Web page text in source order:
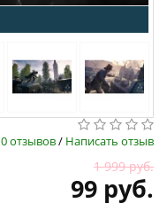
0 отзывов/ Написать отзыв
1 999 руб.
99 руб.